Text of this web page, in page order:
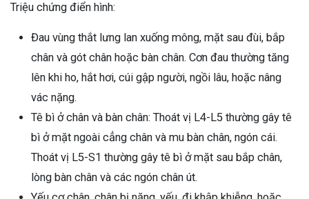
Triệu chứng điển hình:
Đau vùng thắt lưng lan xuống mông, mặt sau đùi, bắp
chân và gót chân hoặc bàn chân. Cơn đau thường tăng
lên khi ho, hắt hơi, cúi gập người, ngồi lâu, hoặc nâng
vác nặng.
Tê bì ở chân và bàn chân: Thoát vị L4-L5 thường gây tê
bì ở mặt ngoài cẳng chân và mu bàn chân, ngón cái.
Thoát vị L5-S1 thường gây tê bì ở mặt sau bắp chân,
lòng bàn chân và các ngón chân út.